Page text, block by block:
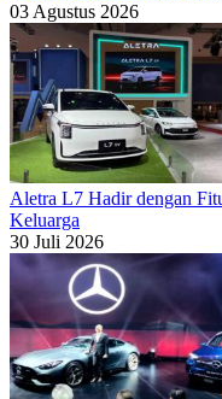
03 Agustus 2026
Aletra L7 Hadir dengan
Keluarga
30 Juli 2026